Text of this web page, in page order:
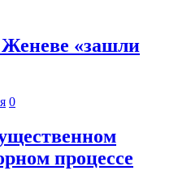
«зашли
0
процессе